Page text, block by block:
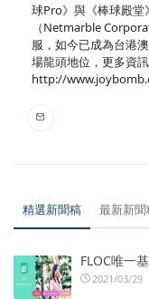
球Pro》與《棒球殿堂
（Netmarble
服，如今已成為台港
場龍頭地位，更多資
http://
精選新聞稿 最新新聞
FLOC唯一
2021/03/29